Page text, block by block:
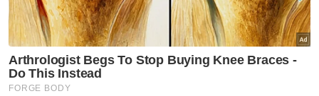
Berita Telus & Tulus menerusi E-Mel setiap
hari!